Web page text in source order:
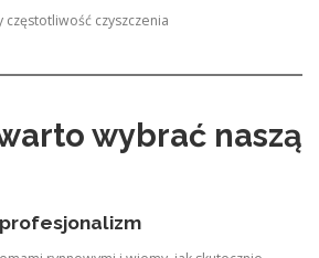
czyszczenia
wybrać naszą